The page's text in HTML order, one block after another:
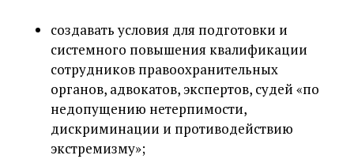
создавать условия для подготовки и
системного повышения квалификации
сотрудников правоохранительных
органов, адвокатов, экспертов, судей «по
недопущению нетерпимости,
дискриминации и противодействию
экстремизму»;